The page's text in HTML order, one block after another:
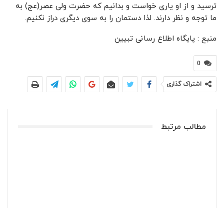
ترسید و از او یاری خواست و بدانیم که حضرت ولی عصر(عج) به
ما توجه و نظر دارند. لذا دستمان را به سوی دیگری دراز نکنیم.
منبع : پایگاه اطلاع رسانی تبیین
0
اشتراک گذاری
مطالب مرتبط